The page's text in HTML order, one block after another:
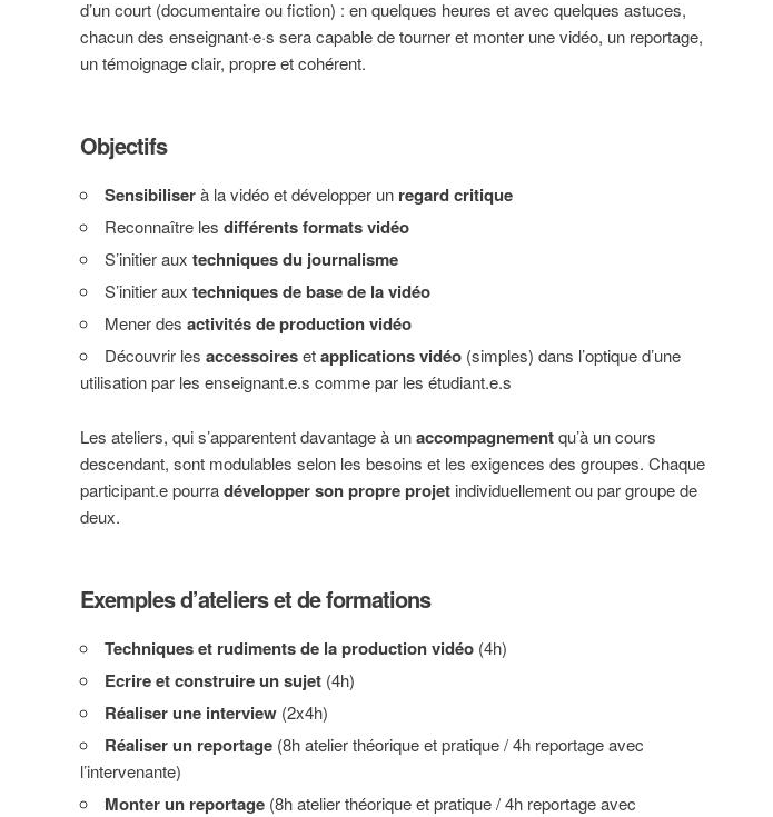
d’un court (documentaire ou fiction) : en quelques heures et avec quelques astuces,
chacun des enseignant·e·s sera capable de tourner et monter une vidéo, un reportage,
un témoignage clair, propre et cohérent.
Objectifs
Sensibiliserà la vidéo et développer un regard critique
Reconnaître les différents formats vidéo
S’initier aux techniques du journalisme
S’initier aux techniques de base de la vidéo
Mener des activités de production vidéo
Découvrir les accessoiresetapplications vidéo (simples) dans l’optique d’une
utilisation par les enseignant.e.s comme par les étudiant.e.s
Les ateliers, qui s’apparentent davantage à unaccompagnementqu’à un cours
descendant, sont modulables selon les besoins et les exigences des groupes. Chaque
participant.e pourradévelopper son propre projet individuellement ou par groupe de
deux.
Exemples d’ateliers et de formations
Techniques et rudiments de la production vidéo (4h)
Ecrire et construire un sujet (4h)
Réaliser une interview (2x4h)
Réaliser un reportage (8h atelier théorique et pratique / 4h reportage avec
l’intervenante)
Monter un reportage (8h atelier théorique et pratique / 4h reportage avec